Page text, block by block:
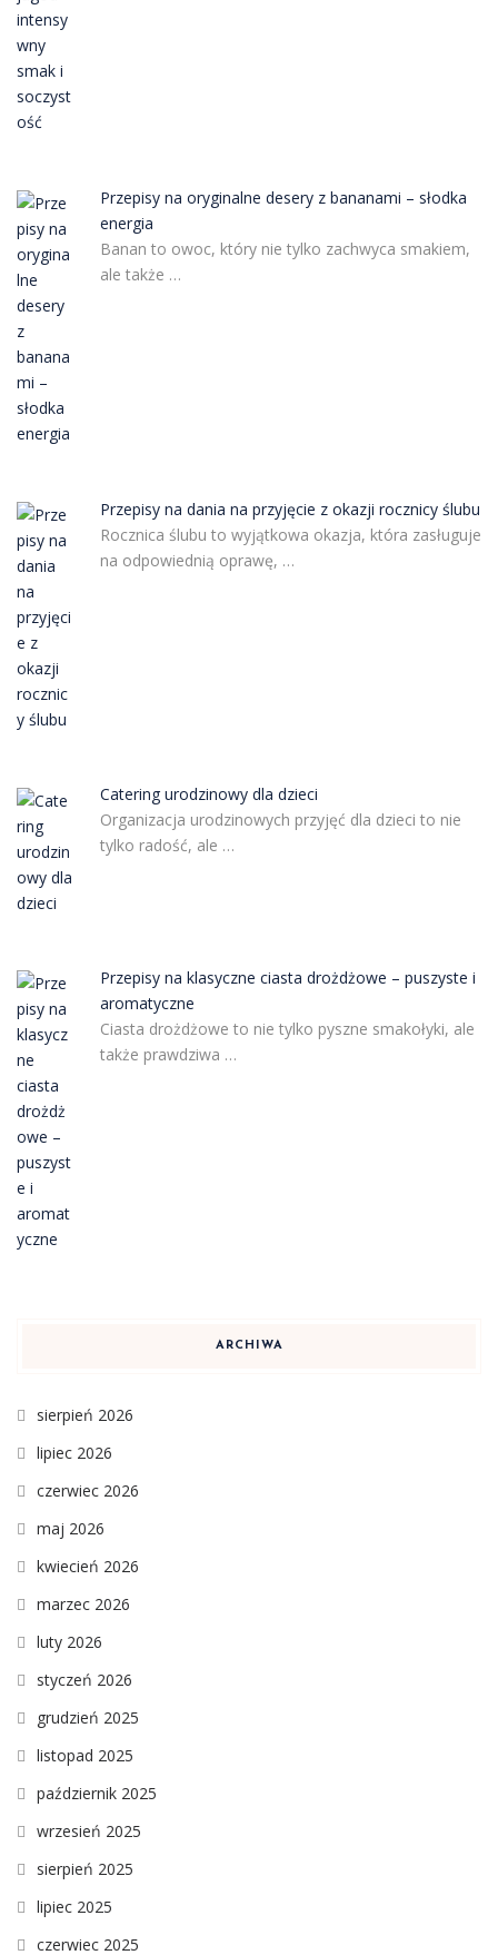
Przepisy na oryginalne desery z bananami – słodka
energia
Banan to owoc, który nie tylko zachwyca smakiem,
ale także …
Przepisy na dania na przyjęcie z okazji rocznicy ślubu
Rocznica ślubu to wyjątkowa okazja, która zasługuje
na odpowiednią oprawę, …
Catering urodzinowy dla dzieci
Organizacja urodzinowych przyjęć dla dzieci to nie
tylko radość, ale …
Przepisy na klasyczne ciasta drożdżowe – puszyste i
aromatyczne
Ciasta drożdżowe to nie tylko pyszne smakołyki, ale
także prawdziwa …
ARCHIWA
sierpień 2026
lipiec 2026
czerwiec 2026
maj 2026
kwiecień 2026
marzec 2026
luty 2026
styczeń 2026
grudzień 2025
listopad 2025
październik 2025
wrzesień 2025
sierpień 2025
lipiec 2025
czerwiec 2025